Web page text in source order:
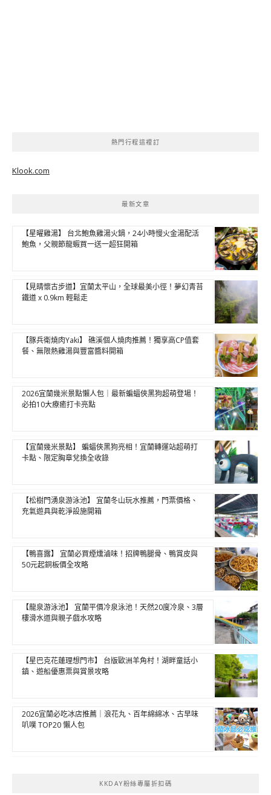
熱門行程這裡訂
Klook.com
最新文章
【星曜雞湯】 台北鮑魚雞湯火鍋，24小時慢火金湯配活
鮑魚，父親節龍蝦買一送一超狂開箱
【見晴懷古步道】宜蘭太平山，全球最美小徑！夢幻青苔
鐵道 x 0.9km 輕鬆走
【豚兵衛燒肉Yaki】 礁溪個人燒肉推薦！獨享高CP值套
餐、無限熱雞湯與豐富醬料開箱
2026宜蘭幾米景點懶人包｜最新蝙蝠俠黑狗超萌登場！
必拍10大療癒打卡亮點
【宜蘭幾米景點】 蝙蝠俠黑狗亮相！宜蘭轉運站超萌打
卡點、限定胸章兌換全收錄
【松樹門湧泉游泳池】 宜蘭冬山玩水推薦，門票價格、
充氣遊具與乾淨設施開箱
【鴨喜露】 宜蘭必買煙燻滷味！招牌鴨腿骨、鴨賞皮與
50元起銅板價全攻略
【龍泉游泳池】 宜蘭平價冷泉泳池！天然20度冷泉、3層
樓滑水道與親子戲水攻略
【星巴克花蓮理想門市】 台版歐洲羊角村！湖畔童話小
鎮、遊船優惠票與賞景攻略
2026宜蘭必吃冰店推薦｜浪花丸、百年綿綿冰、古早味
叭噗 TOP20 懶人包
KKDAY粉絲專屬折扣碼